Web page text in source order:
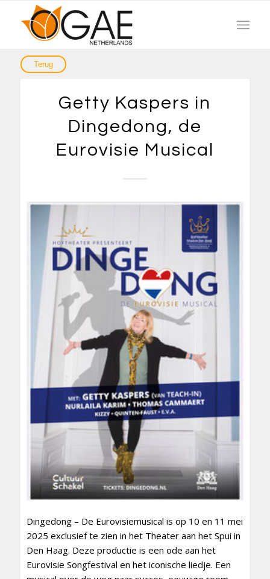
Getty Kaspers in
Dingedong, de
Eurovisie Musical
Dingedong – De Eurovisiemusical is op 10 en 11 mei
2025 exclusief te zien in het Theater aan het Spui in
Den Haag. Deze productie is een ode aan het
Eurovisie Songfestival en het iconische liedje. Een